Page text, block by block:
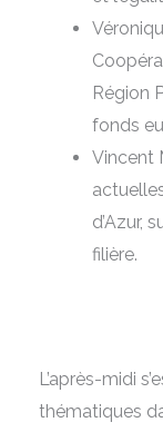
Région
fonds
Vincent
d’Azur,
filière.
L’après-midi
thématiques